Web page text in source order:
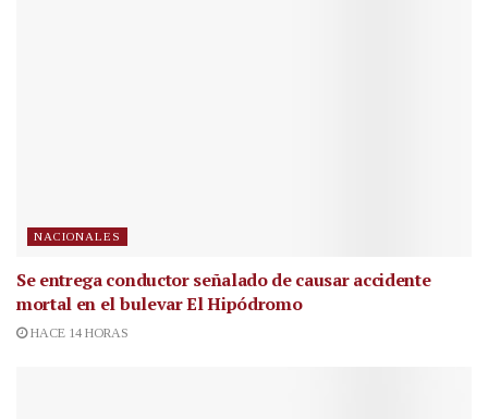
NACIONALES
Se entrega conductor señalado de causar accidente
mortal en el bulevar El Hipódromo
HACE 14 HORAS